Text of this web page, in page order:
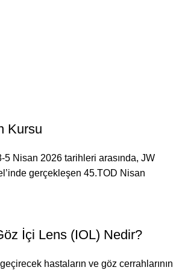
Kursu
5 Nisan 2026 tarihleri arasında, JW
gerçekleşen 45.TOD Nisan
İçi Lens (IOL) Nedir?
hastaların ve göz cerrahlarının